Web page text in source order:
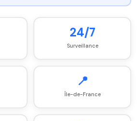
24/7
Surveillance
📍
Île-de-France